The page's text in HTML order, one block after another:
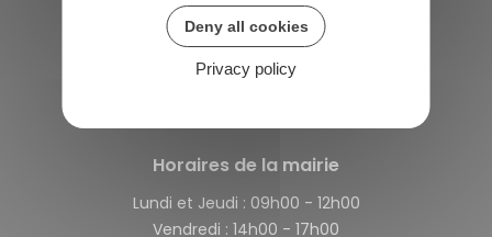
Saint-Michel-de-Plélan
4 rue des Terre Neuvas
22980 Saint-Michel-de-Plélan
Horaires de la mairie
Lundi et Jeudi : 09h00 - 12h00
Vendredi : 14h00 - 17h00
Deny all cookies
Privacy policy